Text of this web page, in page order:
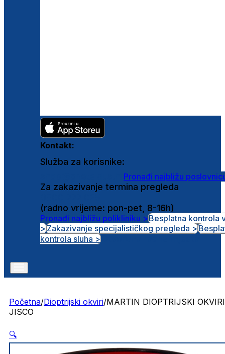
Kontakt:
Služba za korisnike:
Pronađi najbližu
Za zakazivanje termina pregleda
(radno vrijeme: pon-pet, 8-16h)
Pronađi najbližu polikliniku >Besplatna kontrola
>Zakazivanje specijalističkog pregleda >
kontrola sluha >
Početna/Dioptrijski okviri/MARTIN DIOPTRIJSKI OKVIRI
JISCO
🔍